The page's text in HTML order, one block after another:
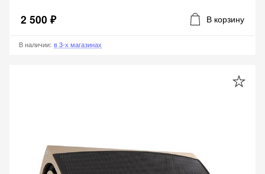
2 500 ₽ В корзину
В наличии: в 3-х магазинах